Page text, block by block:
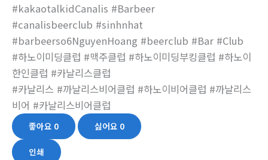
#kakaotalkidCanalis #Barbeer
#canalisbeerclub #sinhnhat
#barbeerso6NguyenHoang #beerclub #Bar #Club
#하노이미딩클럽 #맥주클럽 #하노이미딩부킹클럽 #하노이
한인클럽 #카날리스클럽
#카날리스 #까날리스비어클럽 #하노이비어클럽 #까날리스
비어 #카날리스비어클럽
좋아요 0 싫어요 0
인쇄